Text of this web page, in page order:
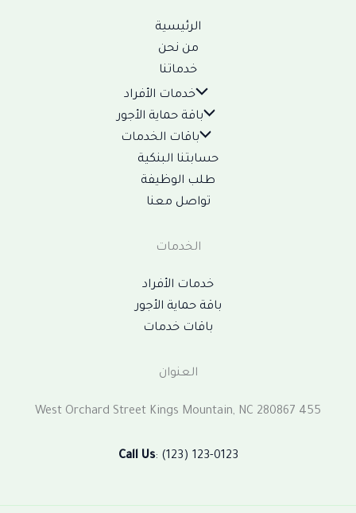
الرئيسية
من نحن
خدماتنا
خدمات الأفراد
باقة حماية الأجور
باقات الخدمات
حسابتنا البنكية
طلب الوظيفة
تواصل معنا
الخدمات
خدمات الأفراد
باقة حماية الأجور
باقات خدمات
العنوان
455 West Orchard Street Kings Mountain, NC 280867
Call Us: (123) 123-0123